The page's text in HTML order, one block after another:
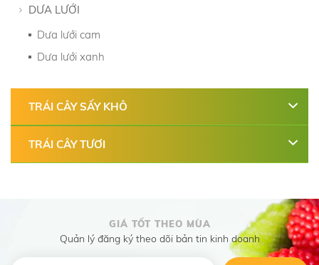
DƯA LƯỚI
Dưa lưới cam
Dưa lưới xanh
TRÁI CÂY SẤY KHÔ
TRÁI CÂY TƯƠI
GIÁ TỐT THEO MÙA
Quản lý đăng ký theo dõi bản tin kinh doanh